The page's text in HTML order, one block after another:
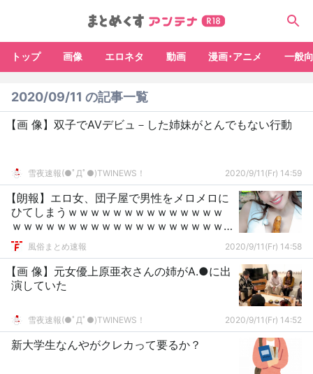
トップ 画像 エロネタ 動画 漫画･アニメ 一般
2020/09/11 の記事一覧
【画 像】双子でAVデビュ－した姉妹がとんでもない行動
雪夜速報(●ﾟДﾟ●)TWINEWS！ 2020/9/11(Fr) 14:59
【朗報】エロ女、団子屋で男性をメロメロに
ひてしまうｗｗｗｗｗｗｗｗｗｗｗｗｗｗ
ｗｗｗｗｗｗｗｗｗｗｗｗｗｗｗｗｗｗｗ
ｗｗ風俗まとめ速報 2020/9/11(Fr) 14:58
【画 像】元女優上原亜衣さんの姉がA.●に出
演していた
雪夜速報(●ﾟДﾟ●)TWINEWS！ 2020/9/11(Fr) 14:52
新大学生なんやがクレカって要るか？